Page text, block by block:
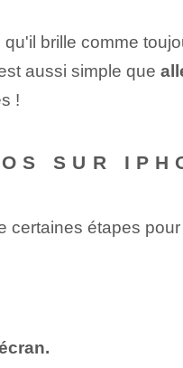
brille comme
aussi simple que
!
SUR
étapes